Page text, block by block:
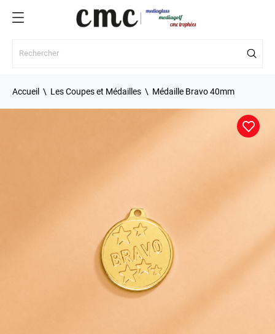
Accueil Les Coupes et Médailles Médaille Bravo 40mm